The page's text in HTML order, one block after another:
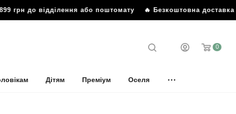
грн до відділення або поштомату🔥 Безкоштовна доставка
0
Дітям Преміум Оселя